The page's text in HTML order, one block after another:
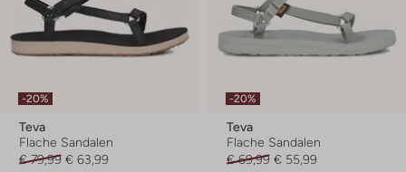
-20%
Teva
Flache Sandalen
€ 79,99 € 63,99
-20%
Teva
Flache Sandalen
€ 69,99 € 55,99